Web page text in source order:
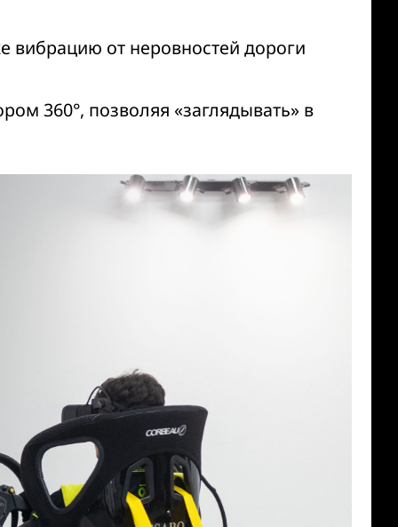
вибрацию от неровностей дороги
360°, позволяя «заглядывать» в